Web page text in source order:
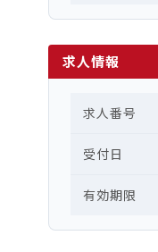
求人情報
求人番号
受付日
有効期限